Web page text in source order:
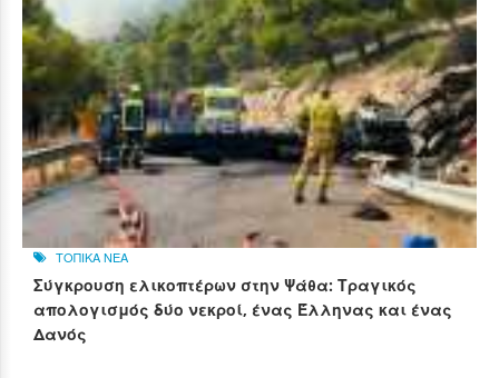
ΤΟΠΙΚΑ ΝΕΑ
Σύγκρουση ελικοπτέρων στην Ψάθα: Τραγικός
απολογισμός δύο νεκροί, ένας Έλληνας και ένας
Δανός